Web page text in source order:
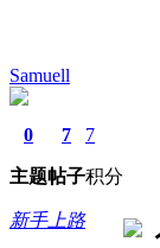
Samuell
0
主题
7
帖子
7
积分
新手上路